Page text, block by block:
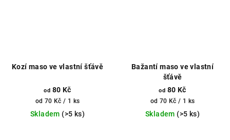
Kozí maso ve vlastní šťávě
od 80 Kč
Měrná
cena:
od 70 Kč / 1 ks
Skladem (>5 ks)
Bažantí maso ve vlastní
šťávě
od 80 Kč
Měrná
cena:
od 70 Kč / 1 ks
Skladem (>5 ks)